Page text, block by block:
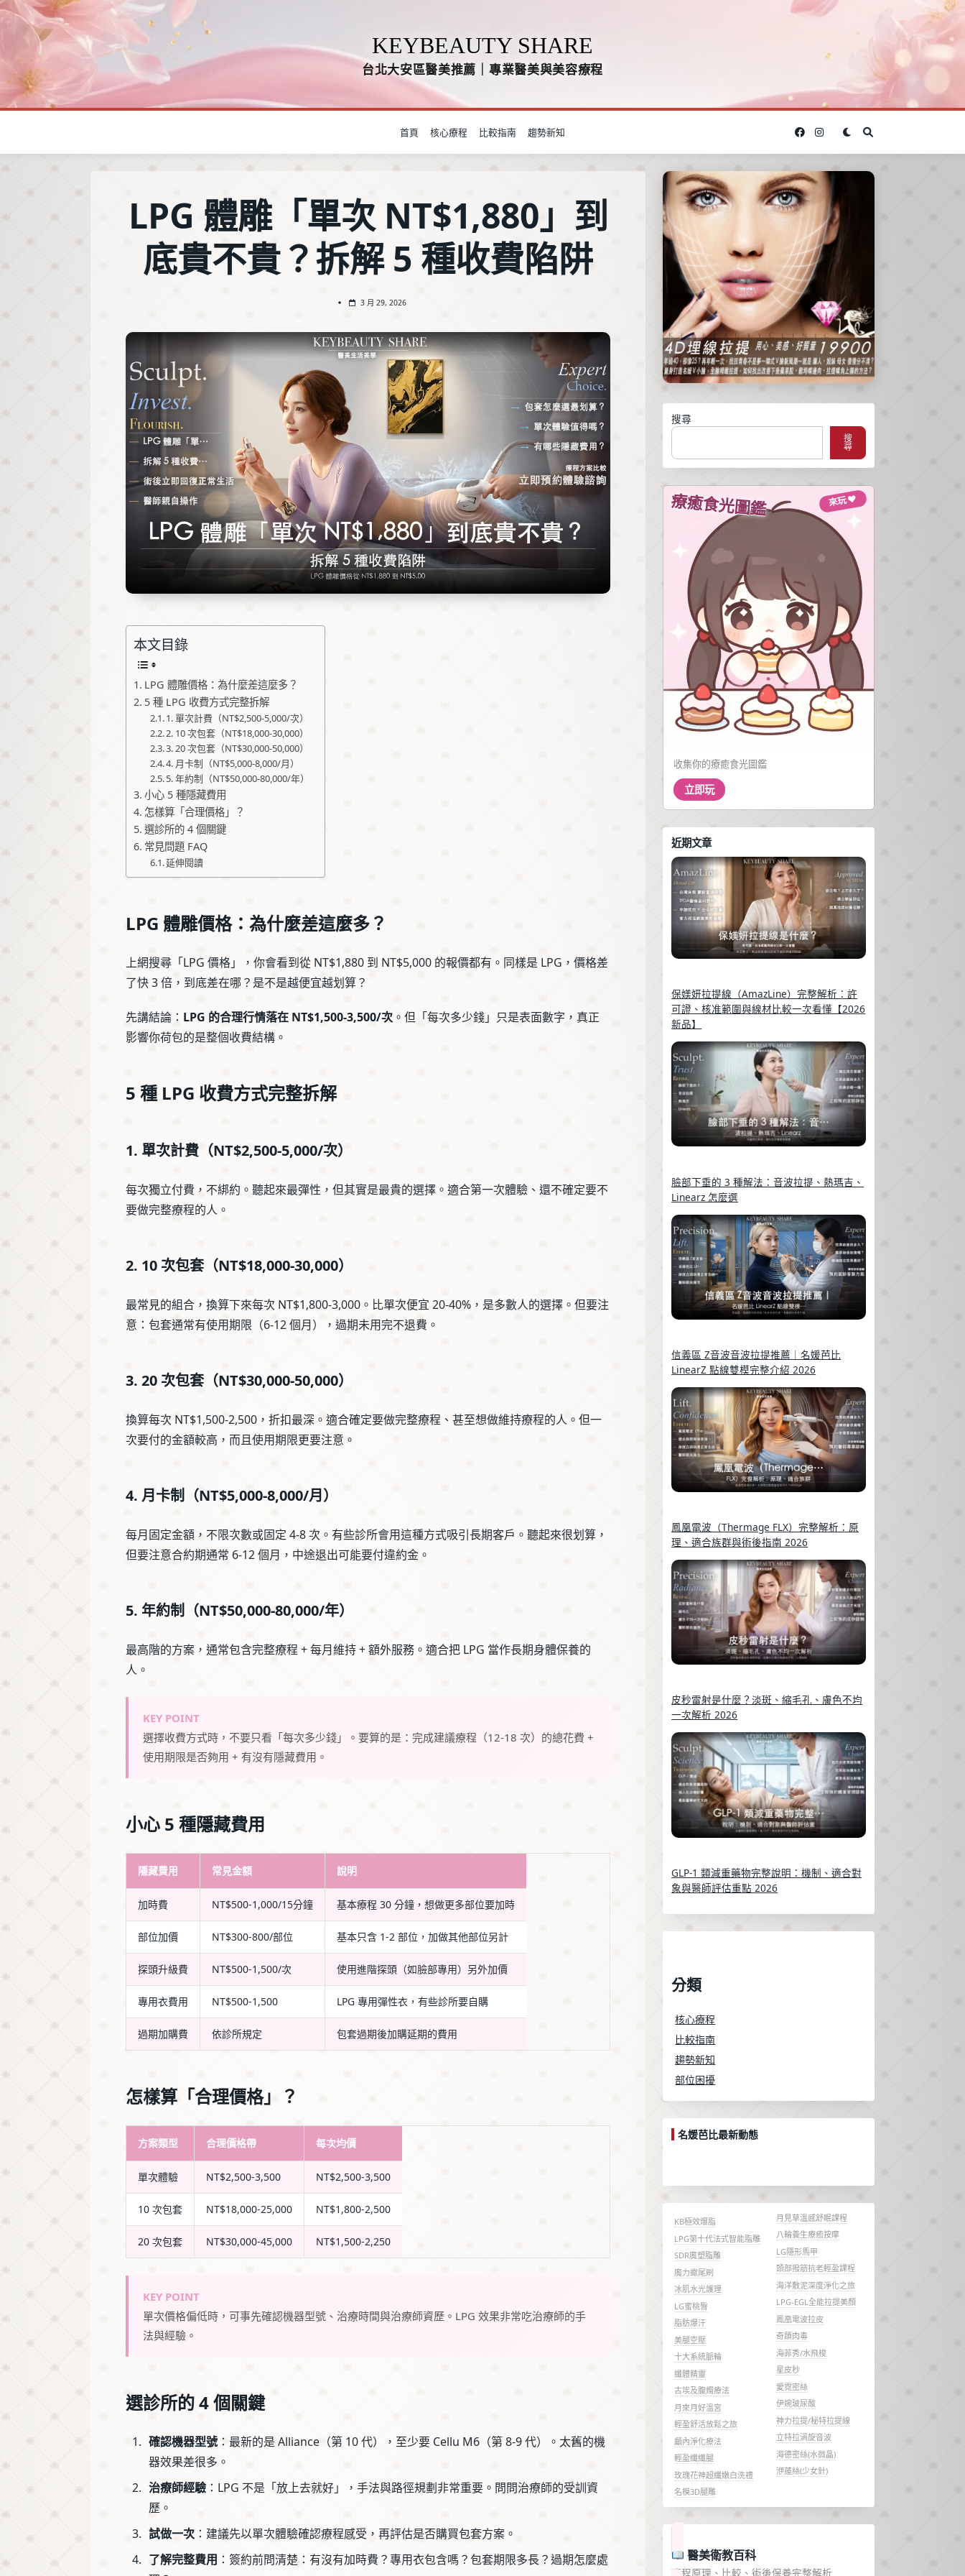
Skip
to
content
KEYBEAUTY SHARE
台北大安區醫美推薦｜專業醫美與美容療程
首頁 核心療程 比較指南 趨勢新知
LPG 體雕「單次 NT$1,880」到
底貴不貴？拆解 5 種收費陷阱
3 月 29, 2026
本文目錄
LPG 體雕價格：為什麼差這麼多？
5 種 LPG 收費方式完整拆解
1. 單次計費（NT$2,500-5,000/次）
2. 10 次包套（NT$18,000-30,000）
3. 20 次包套（NT$30,000-50,000）
4. 月卡制（NT$5,000-8,000/月）
5. 年約制（NT$50,000-80,000/年）
小心 5 種隱藏費用
怎樣算「合理價格」？
選診所的 4 個關鍵
常見問題 FAQ
延伸閱讀
LPG 體雕價格：為什麼差這麼多？
上網搜尋「LPG 價格」，你會看到從 NT$1,880 到 NT$5,000 的報價都有。同樣是 LPG，價格差
了快 3 倍，到底差在哪？是不是越便宜越划算？
先講結論： LPG 的合理行情落在 NT$1,500-3,500/次 。但「每次多少錢」只是表面數字，真正
影響你荷包的是整個收費結構。
5 種 LPG 收費方式完整拆解
1. 單次計費（NT$2,500-5,000/次）
每次獨立付費，不綁約。聽起來最彈性，但其實是最貴的選擇。適合第一次體驗、還不確定要不
要做完整療程的人。
2. 10 次包套（NT$18,000-30,000）
最常見的組合，換算下來每次 NT$1,800-3,000。比單次便宜 20-40%，是多數人的選擇。但要注
意：包套通常有使用期限（6-12 個月），過期未用完不退費。
3. 20 次包套（NT$30,000-50,000）
換算每次 NT$1,500-2,500，折扣最深。適合確定要做完整療程、甚至想做維持療程的人。但一
次要付的金額較高，而且使用期限更要注意。
4. 月卡制（NT$5,000-8,000/月）
每月固定金額，不限次數或固定 4-8 次。有些診所會用這種方式吸引長期客戶。聽起來很划算，
但要注意合約期通常 6-12 個月，中途退出可能要付違約金。
5. 年約制（NT$50,000-80,000/年）
最高階的方案，通常包含完整療程 + 每月維持 + 額外服務。適合把 LPG 當作長期身體保養的
人。
KEY POINT
選擇收費方式時，不要只看「每次多少錢」。要算的是：完成建議療程（12-18 次）的總花費 +
使用期限是否夠用 + 有沒有隱藏費用。
小心 5 種隱藏費用
隱藏費用 常見金額 說明
加時費 NT$500-1,000/15分鐘 基本療程 30 分鐘，想做更多部位要加時
部位加價 NT$300-800/部位 基本只含 1-2 部位，加做其他部位另計
探頭升級費 NT$500-1,500/次 使用進階探頭（如臉部專用）另外加價
專用衣費用 NT$500-1,500 LPG 專用彈性衣，有些診所要自購
過期加購費 依診所規定 包套過期後加購延期的費用
怎樣算「合理價格」？
方案類型 合理價格帶 每次均價
單次體驗 NT$2,500-3,500 NT$2,500-3,500
10 次包套 NT$18,000-25,000 NT$1,800-2,500
20 次包套 NT$30,000-45,000 NT$1,500-2,250
KEY POINT
單次價格偏低時，可事先確認機器型號、治療時間與治療師資歷。LPG 效果非常吃治療師的手
法與經驗。
選診所的 4 個關鍵
確認機器型號：最新的是 Alliance（第 10 代），至少要 Cellu M6（第 8-9 代）。太舊的機
器效果差很多。
治療師經驗 ：LPG 不是「放上去就好」，手法與路徑規劃非常重要。問問治療師的受訓資
歷。
試做一次 ：建議先以單次體驗確認療程感受，再評估是否購買包套方案。
了解完整費用 ：簽約前問清楚：有沒有加時費？專用衣包含嗎？包套期限多長？過期怎麼處
搜尋
搜
尋
來玩 ♥
療癒食光圖鑑
收集你的療癒食光圖鑑
立即玩
近期文章
保媄妍拉提線（AmazLine）完整解析：許
可證、核准範圍與線材比較一次看懂【2026
新品】
臉部下垂的 3 種解法：音波拉提、熱瑪吉、
Linearz 怎麼選
信義區 Z音波音波拉提推薦｜名媛芭比
LinearZ 點線雙模完整介紹 2026
鳳凰電波（Thermage FLX）完整解析：原
理、適合族群與術後指南 2026
皮秒雷射是什麼？淡斑、縮毛孔、膚色不均
一次解析 2026
GLP-1 類減重藥物完整說明：機制、適合對
象與醫師評估重點 2026
分類
核心療程
比較指南
趨勢新知
部位困擾
名媛芭比最新動態
KB極效爆脂
LPG第十代法式智能脂雕
SDR魔塑脂雕
魔力蠍尾刷
冰肌水光護理
LG蜜桃臀
脂肪爆汗
美腿空壓
十大系統脈輪
纖體精靈
古埃及腹燭療法
月來月好溫宮
輕盈舒活放鬆之旅
顱內淨化療法
輕盈纖纖腿
玫瑰花神超纖嫩白洗禮
名模3D腿雕
月見草溫感舒眠課程
八輪養生療癒按摩
LG隱形馬甲
頭部撥筋抗老輕盈課程
海洋敷泥深度淨化之旅
LPG-EGL全能拉提美顏
鳳凰電波拉皮
奇蹟肉毒
海菲秀/水飛梭
星皮秒
愛霓密絲
伊婉玻尿酸
神力拉提/秘特拉提線
立特拉渦旋音波
海德密絲(水微晶)
洢蓮絲(少女針)
醫美衛教百科
療程原理、比較、術後保養完整解析